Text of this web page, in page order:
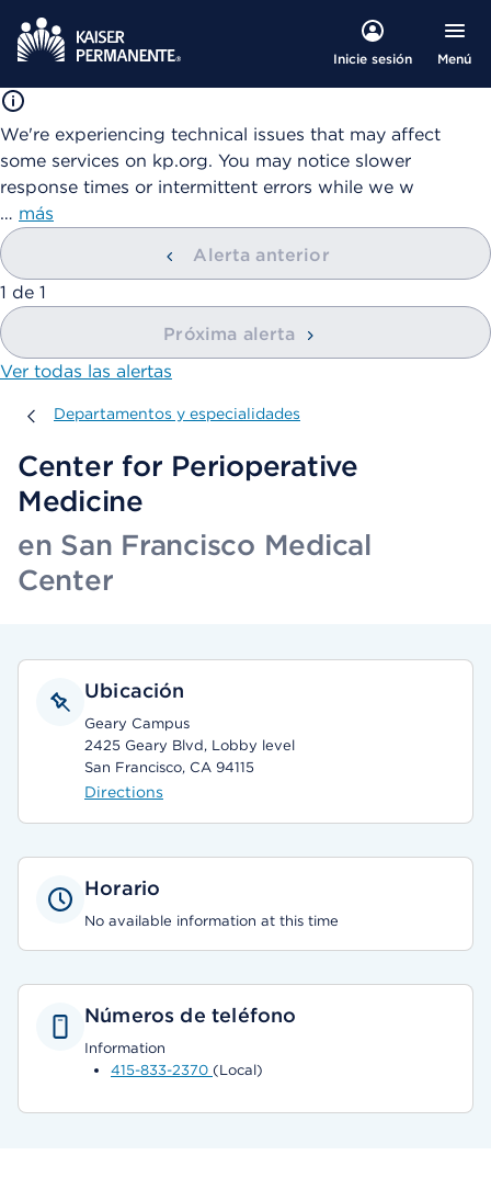
Inicie sesión Menú
We're experiencing technical issues that may affect
some services on kp.org. You may notice slower
response times or intermittent errors while we w
… más
Alerta anterior
mostrando
1 de 1
Próxima alerta
Ver todas las alertas
Departamentos y especialidades
Departamentos y especialidades
Center for Perioperative
Medicine
en San Francisco Medical
Center
Ubicación
Geary Campus
2425 Geary Blvd, Lobby level
San Francisco, CA 94115
Directions
Horario
No available information at this time
Números de teléfono
Information
415-833-2370 (Local)